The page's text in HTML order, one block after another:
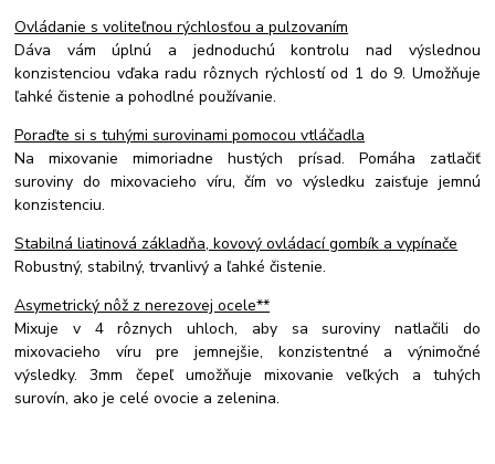
Ovládanie s voliteľnou rýchlosťou a pulzovaním
Dáva vám úplnú a jednoduchú kontrolu nad výslednou
konzistenciou vďaka radu rôznych rýchlostí od 1 do 9. Umožňuje
ľahké čistenie a pohodlné používanie.
Poraďte si s tuhými surovinami pomocou vtláčadla
Na mixovanie mimoriadne hustých prísad. Pomáha zatlačiť
suroviny do mixovacieho víru, čím vo výsledku zaisťuje jemnú
konzistenciu.
Stabilná liatinová základňa, kovový ovládací gombík a vypínače
Robustný, stabilný, trvanlivý a ľahké čistenie.
Asymetrický nôž z nerezovej ocele**
Mixuje v 4 rôznych uhloch, aby sa suroviny natlačili do
mixovacieho víru pre jemnejšie, konzistentné a výnimočné
výsledky. 3mm čepeľ umožňuje mixovanie veľkých a tuhých
surovín, ako je celé ovocie a zelenina.